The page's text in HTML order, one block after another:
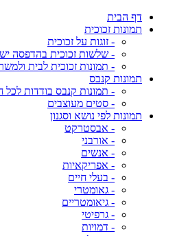
דף הבית
תמונות זכוכית
- זוגות על זכוכית
- שלשות זכוכית בהדפסה
- תמונות זכוכית לבית
תמונות קנבס
- תמונות קנבס בודדות
- סטים מעוצבים
תמונות לפי נושא וסגנון
- אבסטרקט
- אורבני
- אנשים
- אפריקאיות
- בעלי חיים
- גאומטרי
- גיאומטריים
- גרפיטי
- דמויות